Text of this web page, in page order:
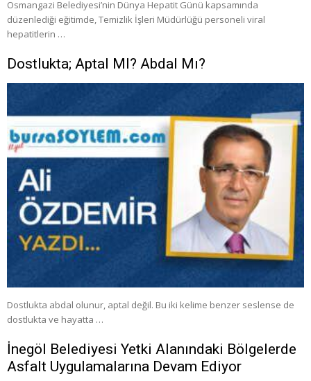
Osmangazi Belediyesi’nin Dünya Hepatit Günü kapsamında
düzenlediği eğitimde, Temizlik İşleri Müdürlüğü personeli viral
hepatitlerin …
Dostlukta; Aptal MI? Abdal Mı?
Dostlukta abdal olunur, aptal değil. Bu iki kelime benzer seslense de
dostlukta ve hayatta …
İnegöl Belediyesi Yetki Alanındaki Bölgelerde
Asfalt Uygulamalarına Devam Ediyor